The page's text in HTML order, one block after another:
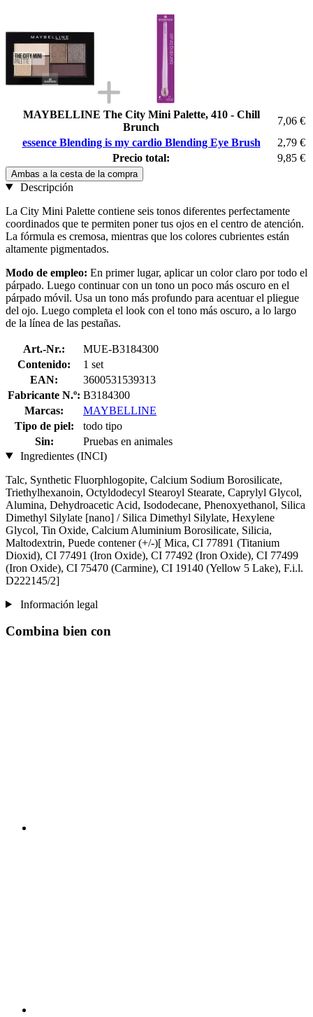
MAYBELLINE The City Mini Palette, 410 - Chill
Brunch
7,06 €
essence Blending is my cardio Blending Eye Brush
2,79 €
Precio total:
9,85 €
Ambas a la cesta de la compra
Descripción
La City Mini Palette contiene seis tonos diferentes perfectamente
coordinados que te permiten poner tus ojos en el centro de atención.
La fórmula es cremosa, mientras que los colores cubrientes están
altamente pigmentados.
Modo de empleo: En primer lugar, aplicar un color claro por todo el
párpado. Luego continuar con un tono un poco más oscuro en el
párpado móvil. Usa un tono más profundo para acentuar el pliegue
del ojo. Luego completa el look con el tono más oscuro, a lo largo
de la línea de las pestañas.
Art.-Nr.:
MUE-B3184300
Contenido:
1 set
EAN:
3600531539313
Fabricante N.º: B3184300
Marcas:
MAYBELLINE
Tipo de piel:
todo tipo
Sin:
Pruebas en animales
Ingredientes (INCI)
Talc, Synthetic Fluorphlogopite, Calcium Sodium Borosilicate,
Triethylhexanoin, Octyldodecyl Stearoyl Stearate, Caprylyl Glycol,
Alumina, Dehydroacetic Acid, Isododecane, Phenoxyethanol, Silica
Dimethyl Silylate [nano] / Silica Dimethyl Silylate, Hexylene
Glycol, Tin Oxide, Calcium Aluminium Borosilicate, Silicia,
Maltodextrin, Puede contener (+/-)[ Mica, CI 77891 (Titanium
Dioxid), CI 77491 (Iron Oxide), CI 77492 (Iron Oxide), CI 77499
(Iron Oxide), CI 75470 (Carmine), CI 19140 (Yellow 5 Lake), F.i.l.
D222145/2]
Información legal
Combina bien con